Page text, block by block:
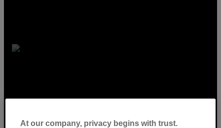
de leche?
At our company, privacy begins with trust.